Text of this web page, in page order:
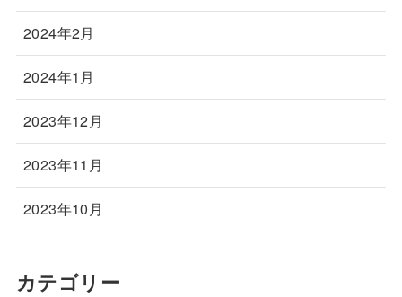
2024年2月
2024年1月
2023年12月
2023年11月
2023年10月
カテゴリー